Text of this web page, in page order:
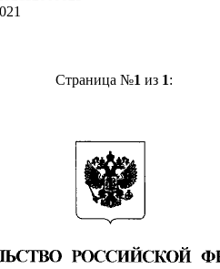
Страница №1 из 1: